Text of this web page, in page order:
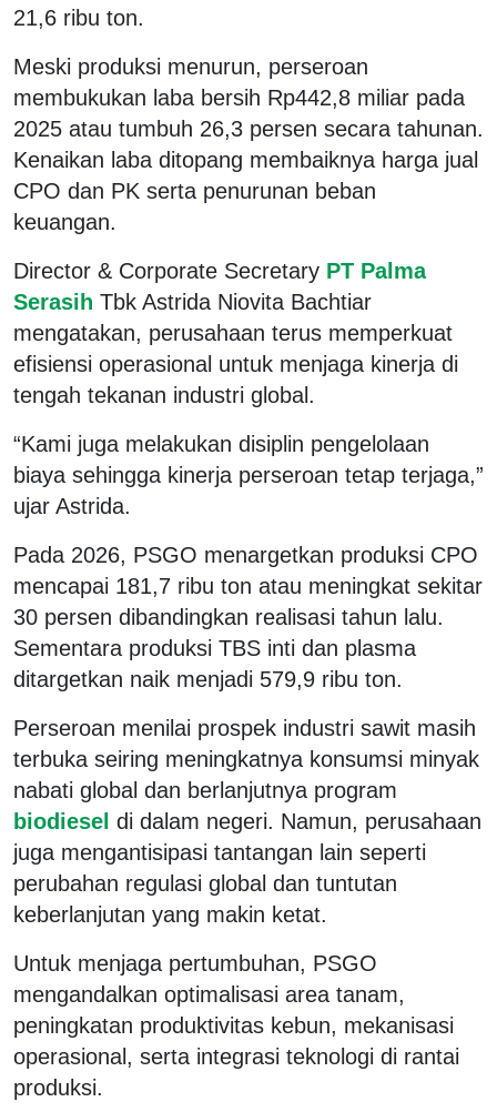
21,6 ribu ton.
Meski produksi menurun, perseroan
membukukan laba bersih Rp442,8 miliar pada
2025 atau tumbuh 26,3 persen secara tahunan.
Kenaikan laba ditopang membaiknya harga jual
CPO dan PK serta penurunan beban
keuangan.
Director & Corporate Secretary PT Palma
Serasih Tbk Astrida Niovita Bachtiar
mengatakan, perusahaan terus memperkuat
efisiensi operasional untuk menjaga kinerja di
tengah tekanan industri global.
“Kami juga melakukan disiplin pengelolaan
biaya sehingga kinerja perseroan tetap terjaga,”
ujar Astrida.
Pada 2026, PSGO menargetkan produksi CPO
mencapai 181,7 ribu ton atau meningkat sekitar
30 persen dibandingkan realisasi tahun lalu.
Sementara produksi TBS inti dan plasma
ditargetkan naik menjadi 579,9 ribu ton.
Perseroan menilai prospek industri sawit masih
terbuka seiring meningkatnya konsumsi minyak
nabati global dan berlanjutnya program
biodiesel di dalam negeri. Namun, perusahaan
juga mengantisipasi tantangan lain seperti
perubahan regulasi global dan tuntutan
keberlanjutan yang makin ketat.
Untuk menjaga pertumbuhan, PSGO
mengandalkan optimalisasi area tanam,
peningkatan produktivitas kebun, mekanisasi
operasional, serta integrasi teknologi di rantai
produksi.